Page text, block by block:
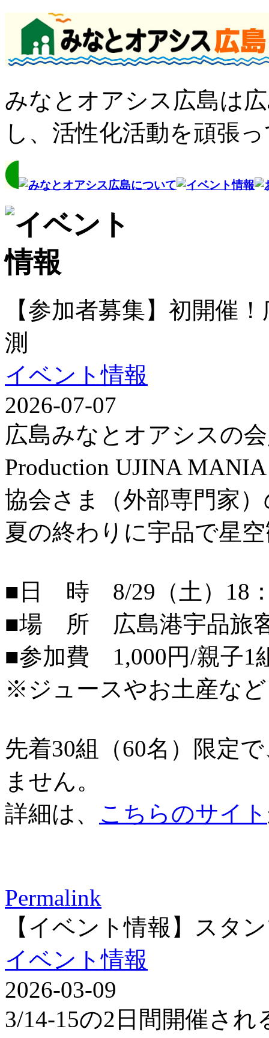
みなとオアシス広島は
し、活性化活動を頑張
【参加者募集】初開催
測
イベント情報
2026-07-07
広島みなとオアシスの
Production UJINA
協会さま（外部専門家
夏の終わりに宇品で星
■日 時 8/29（土）18
■場 所 広島港宇品旅
■参加費 1,000円/親子1
※ジュースやお土産な
先着30組（60名）限定
ません。
詳細は、 こちらのサイト
Permalink
【イベント情報】スタ
イベント情報
2026-03-09
3/14-15の2日間開催さ